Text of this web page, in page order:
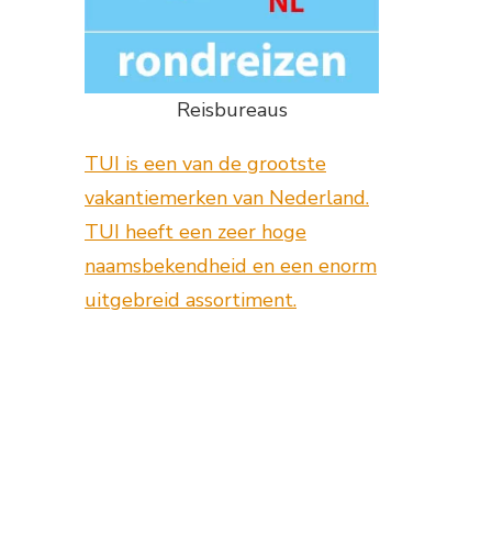
Reisbureaus
TUI is een van de grootste
vakantiemerken van Nederland.
TUI heeft een zeer hoge
naamsbekendheid en een enorm
uitgebreid assortiment.